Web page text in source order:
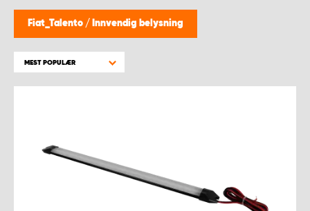
Fiat_Talento / Innvendig belysning
MEST POPULÆR
WORK SYSTEM NORWAY